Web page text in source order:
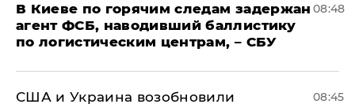
В Киеве по горячим следам задержан
агент ФСБ, наводивший баллистику
по логистическим центрам, – СБУ
08:48
США и Украина возобновили
08:45